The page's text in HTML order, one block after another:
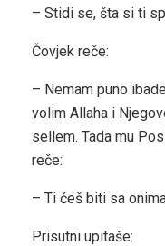
– Stidi se, šta si ti
Čovjek reče:
– Nemam puno
volim Allaha i
sellem. Tada mu
reče:
– Ti ćeš biti sa
Prisutni upitaše: